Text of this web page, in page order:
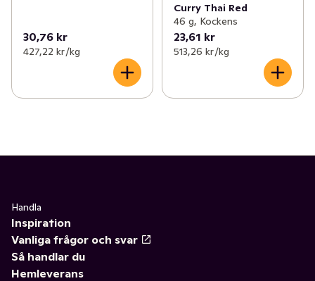
30,76 kr
427,22 kr /kg
Curry Thai Red
46 g, Kockens
23,61 kr
513,26 kr /kg
Handla
Inspiration
Vanliga frågor och svar
Så handlar du
Hemleverans